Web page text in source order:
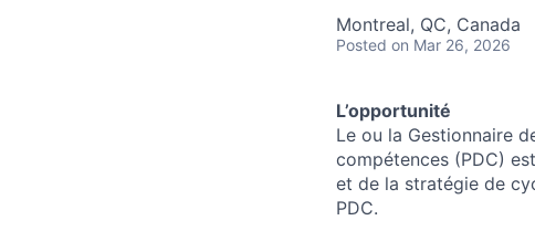
Montreal, QC, Canada
Posted on Mar 26, 2026
L’opportunité
Le ou la Gestionnaire
compétences (PDC)
et de la stratégie de
PDC.